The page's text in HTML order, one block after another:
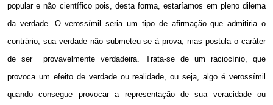
popular e não científico pois, desta forma, estaríamos em pleno dilema
da verdade. O verossímil seria um tipo de afirmação que admitiria o
contrário; sua verdade não submeteu-se à prova, mas postula o caráter
de ser
provavelmente verdadeira. Trata-se de um raciocínio, que
provoca um efeito de verdade ou realidade, ou seja, algo é verossímil
quando consegue provocar a representação de sua veracidade ou